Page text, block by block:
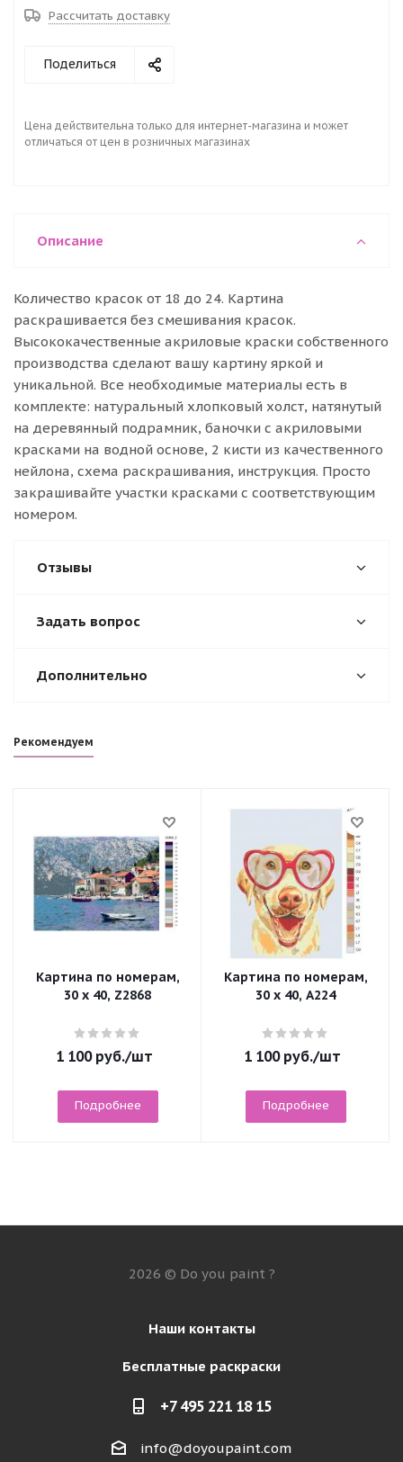
Рассчитать доставку
Поделиться
Цена действительна только для интернет-магазина и может
отличаться от цен в розничных магазинах
Описание
Количество красок от 18 до 24. Картина
раскрашивается без смешивания красок.
Высококачественные акриловые краски собственного
производства сделают вашу картину яркой и
уникальной. Все необходимые материалы есть в
комплекте: натуральный хлопковый холст, натянутый
на деревянный подрамник, баночки с акриловыми
красками на водной основе, 2 кисти из качественного
нейлона, схема раскрашивания, инструкция. Просто
закрашивайте участки красками с соответствующим
номером.
Отзывы
Задать вопрос
Дополнительно
Рекомендуем
Картина по номерам,
30 x 40, Z2868
1 100руб./шт
Подробнее
Картина по номерам,
30 x 40, A224
1 100руб./шт
Подробнее
2026 © Do you paint ?
Наши контакты
Бесплатные раскраски
+7 495 221 18 15
info@doyoupaint.com